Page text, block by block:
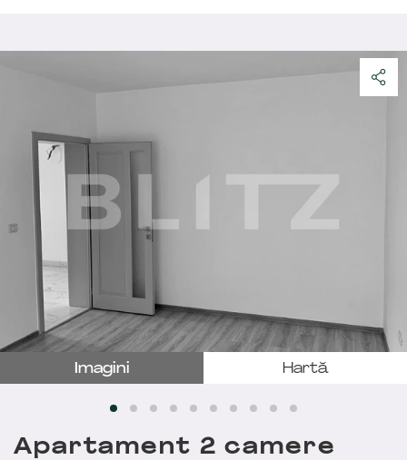
Imagini Hartă
Apartament 2 camere